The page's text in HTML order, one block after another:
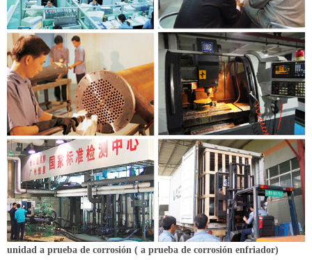
unidad a prueba de corrosión ( a prueba de corrosión enfriador)